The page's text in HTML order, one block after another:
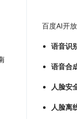
百度AI开
语音识
语音合
人脸安
人脸离